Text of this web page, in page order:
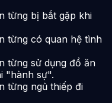
từng bị bắt gặp khi
từng có quan hệ tình
từng sử dụng đồ ăn
"hành sự".
từng ngủ thiếp đi